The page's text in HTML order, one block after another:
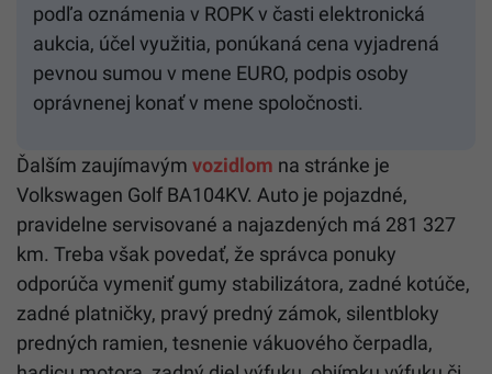
podľa oznámenia v ROPK v časti elektronická
aukcia, účel využitia, ponúkaná cena vyjadrená
pevnou sumou v mene EURO, podpis osoby
oprávnenej konať v mene spoločnosti.
Ďalším zaujímavým vozidlom na stránke je
Volkswagen Golf BA104KV. Auto je pojazdné,
pravidelne servisované a najazdených má 281 327
km. Treba však povedať, že správca ponuky
odporúča vymeniť gumy stabilizátora, zadné kotúče,
zadné platničky, pravý predný zámok, silentbloky
predných ramien, tesnenie vákuového čerpadla,